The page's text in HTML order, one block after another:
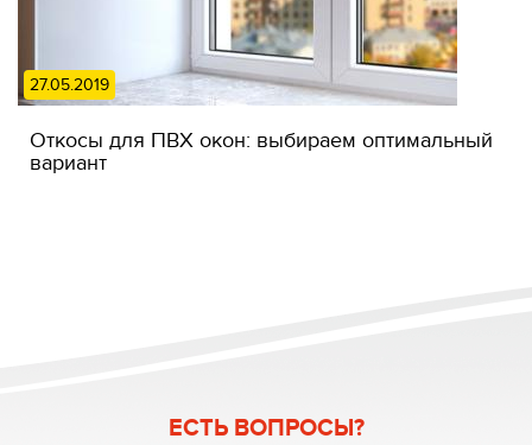
27.05.2019
Откосы для ПВХ окон: выбираем оптимальный
вариант
ЕСТЬ ВОПРОСЫ?